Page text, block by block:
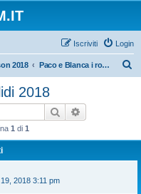
Login
Iscriviti
2018 Paco e Blanca i rondoni pallidi 2018
2018
Cerca
1 di 1
2018 3:11 pm